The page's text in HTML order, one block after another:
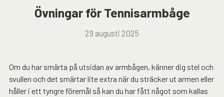
Terapeuter
Kontakt / Hitta hit
Övningar för Tennisarmbåge
29 augusti 2025
Om du har smärta på utsidan av armbågen, känner dig stel och
svullen och det smärtar lite extra när du sträcker ut armen eller
håller i ett tyngre föremål så kan du har fått något som kallas